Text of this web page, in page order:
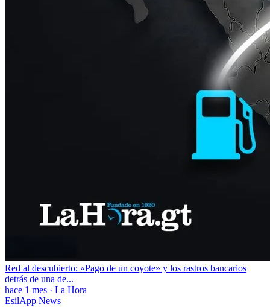
Red al descubierto: «Pago de un coyote» y los rastros bancarios
detrás de una de...
hace 1 mes · La Hora
EsilApp News